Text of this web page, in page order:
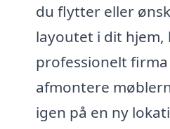
du flytter eller
layoutet i dit hjem,
professionelt
afmontere
igen på en ny